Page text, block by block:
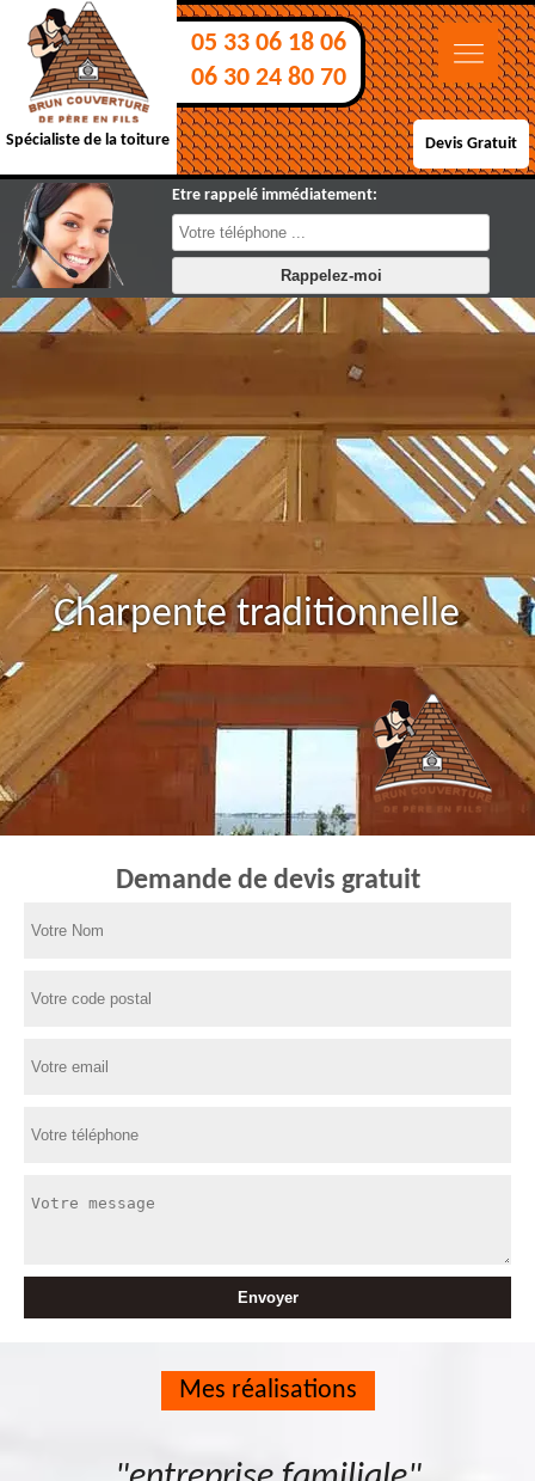
Spécialiste de la toiture
05 33 06 18 06
06 30 24 80 70
Devis Gratuit
Etre rappelé immédiatement:
Charpente traditionnelle
Demande de devis gratuit
Mes réalisations